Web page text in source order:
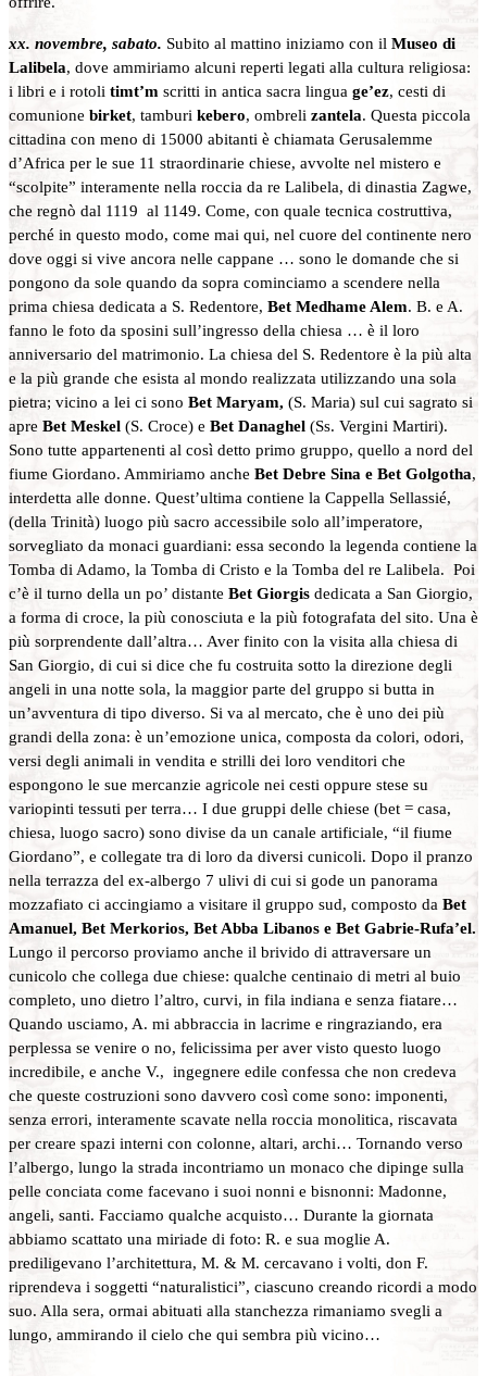
xx. novembre, sabato. Subito al mattino iniziamo con il Museo di
Lalibela, dove ammiriamo alcuni reperti legati alla cultura religiosa:
i libri e i rotoli timt’m scritti in antica sacra lingua ge’ez, cesti di
comunione birket, tamburi kebero, ombreli zantela. Questa piccola
cittadina con meno di 15000 abitanti è chiamata Gerusalemme
d’Africa per le sue 11 straordinarie chiese, avvolte nel mistero e
“scolpite” interamente nella roccia da re Lalibela, di dinastia Zagwe,
che regnò dal 1119 al 1149. Come, con quale tecnica costruttiva,
perché in questo modo, come mai qui, nel cuore del continente nero
dove oggi si vive ancora nelle cappane … sono le domande che si
pongono da sole quando da sopra cominciamo a scendere nella
prima chiesa dedicata a S. Redentore, Bet Medhame Alem. B. e A.
fanno le foto da sposini sull’ingresso della chiesa … è il loro
anniversario del matrimonio. La chiesa del S. Redentore è la più alta
e la più grande che esista al mondo realizzata utilizzando una sola
pietra; vicino a lei ci sono Bet Maryam, (S. Maria) sul cui sagrato si
apre Bet Meskel (S. Croce) e Bet Danaghel (Ss. Vergini Martiri).
Sono tutte appartenenti al così detto primo gruppo, quello a nord del
fiume Giordano. Ammiriamo anche Bet Debre Sina e Bet Golgotha,
interdetta alle donne. Quest’ultima contiene la Cappella Sellassié,
(della Trinità) luogo più sacro accessibile solo all’imperatore,
sorvegliato da monaci guardiani: essa secondo la legenda contiene la
Tomba di Adamo, la Tomba di Cristo e la Tomba del re Lalibela. Poi
c’è il turno della un po’ distante Bet Giorgis dedicata a San Giorgio,
a forma di croce, la più conosciuta e la più fotografata del sito. Una è
più sorprendente dall’altra… Aver finito con la visita alla chiesa di
San Giorgio, di cui si dice che fu costruita sotto la direzione degli
angeli in una notte sola, la maggior parte del gruppo si butta in
un’avventura di tipo diverso. Si va al mercato, che è uno dei più
grandi della zona: è un’emozione unica, composta da colori, odori,
versi degli animali in vendita e strilli dei loro venditori che
espongono le sue mercanzie agricole nei cesti oppure stese su
variopinti tessuti per terra… I due gruppi delle chiese (bet = casa,
chiesa, luogo sacro) sono divise da un canale artificiale, “il fiume
Giordano”, e collegate tra di loro da diversi cunicoli. Dopo il pranzo
nella terrazza del ex-albergo 7 ulivi di cui si gode un panorama
mozzafiato ci accingiamo a visitare il gruppo sud, composto da Bet
Amanuel, Bet Merkorios, Bet Abba Libanos e Bet Gabrie-Rufa’el.
Lungo il percorso proviamo anche il brivido di attraversare un
cunicolo che collega due chiese: qualche centinaio di metri al buio
completo, uno dietro l’altro, curvi, in fila indiana e senza fiatare…
Quando usciamo, A. mi abbraccia in lacrime e ringraziando, era
perplessa se venire o no, felicissima per aver visto questo luogo
incredibile, e anche V., ingegnere edile confessa che non credeva
che queste costruzioni sono davvero così come sono: imponenti,
senza errori, interamente scavate nella roccia monolitica, riscavata
per creare spazi interni con colonne, altari, archi… Tornando verso
l’albergo, lungo la strada incontriamo un monaco che dipinge sulla
pelle conciata come facevano i suoi nonni e bisnonni: Madonne,
angeli, santi. Facciamo qualche acquisto… Durante la giornata
abbiamo scattato una miriade di foto: R. e sua moglie A.
prediligevano l’architettura, M. & M. cercavano i volti, don F.
riprendeva i soggetti “naturalistici”, ciascuno creando ricordi a modo
suo. Alla sera, ormai abituati alla stanchezza rimaniamo svegli a
lungo, ammirando il cielo che qui sembra più vicino…